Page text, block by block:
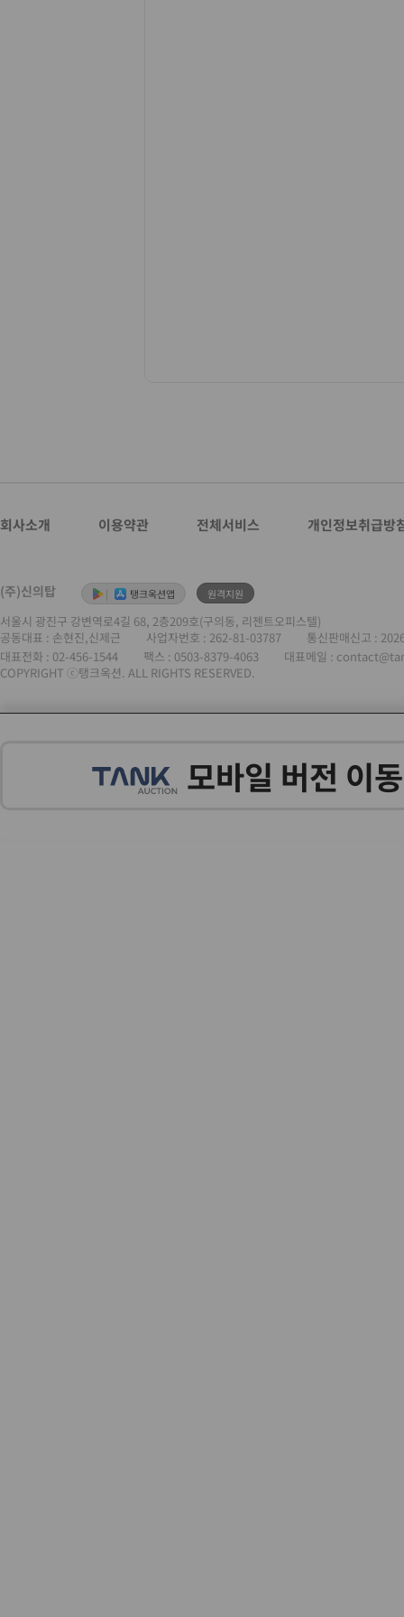
회사소개 이용약관 전체서비스 개인정보취급방
(주)신의탑 | 탱크옥션앱 원격지원
서울시 광진구 강변역로4길 68, 2층209호(구의동, 리젠트오피스텔)
공동대표 : 손현진,신제근
사업자번호 : 262-81-03787
통신판매신고 :
대표전화 : 02-456-1544 팩스 : 0503-8379-4063
대표메일 :
COPYRIGHT ⓒ탱크옥션. ALL RIGHTS RESERVED.
모바일 버전 이동